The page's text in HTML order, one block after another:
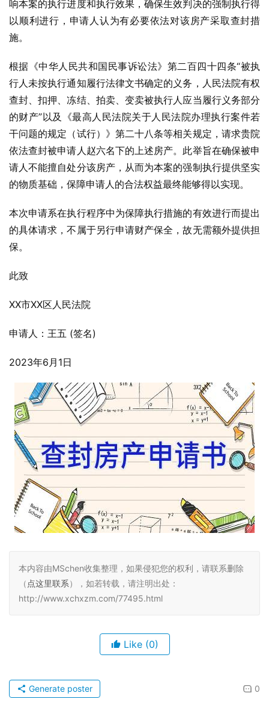
响本案的执行进度和执行效果，确保生效判决的强制执行得
以顺利进行，申请人认为有必要依法对该房产采取查封措
施。
根据《中华人民共和国民事诉讼法》第二百四十四条“被执
行人未按执行通知履行法律文书确定的义务，人民法院有权
查封、扣押、冻结、拍卖、变卖被执行人应当履行义务部分
的财产”以及《最高人民法院关于人民法院办理执行案件若
干问题的规定（试行）》第二十八条等相关规定，请求贵院
依法查封被申请人赵六名下的上述房产。此举旨在确保被申
请人不能擅自处分该房产，从而为本案的强制执行提供坚实
的物质基础，保障申请人的合法权益最终能够得以实现。
本次申请系在执行程序中为保障执行措施的有效进行而提出
的具体请求，不属于另行申请财产保全，故无需额外提供担
保。
此致
XX市XX区人民法院
申请人：王五 (签名)
2023年6月1日
本内容由MSchen收集整理，如果侵犯您的权利，请联系删除
（ 点这里联系），如若转载，请注明出处：
http://www.xchxzm.com/77495.html
Like (0)
0
Generate poster